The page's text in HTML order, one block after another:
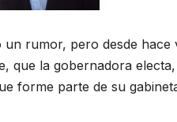
un rumor, pero desde
que la gobernadora
forme parte de su